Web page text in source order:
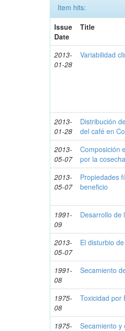
Item hits:
Issue
Date
Title
2013-
01-28
Variabilidad
2013-
01-28
Distribución
del café en
2013-
05-07
Composición
por la cosecha
2013-
05-07
Propiedades
beneficio
1991-
09
Desarrollo de
2013-
05-07
El disturbio
1991-
08
Secamiento
1975-
08
Toxicidad por
1975-
Secamiento